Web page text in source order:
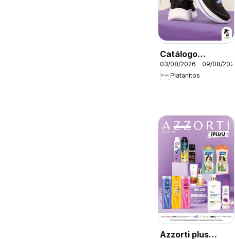
Catálogo
Platanitos -
Skechers Kids
03/08/2026 - 09/08/2026
Platanitos
Azzorti plus